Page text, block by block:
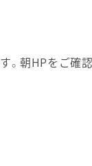
。朝HPをご確